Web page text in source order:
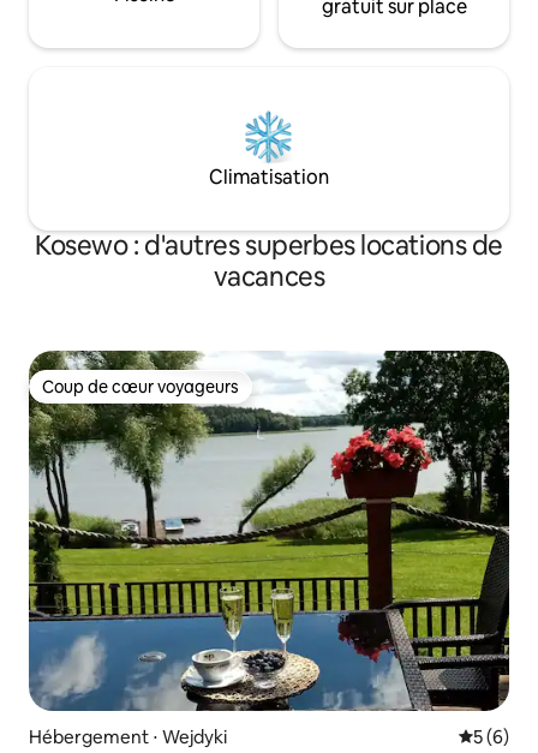
gratuit sur place
Climatisation
Kosewo : d'autres superbes locations de
vacances
Coup de cœur voyageurs
Coup de cœur voyageurs
Hébergement ⋅ Wejdyki
5 (6)